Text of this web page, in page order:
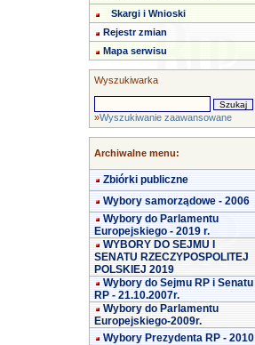
Skargi i Wnioski
Rejestr zmian
Mapa serwisu
Wyszukiwarka
»Wyszukiwanie zaawansowane
Archiwalne menu:
Zbiórki publiczne
Wybory samorządowe - 2006
Wybory do Parlamentu
Europejskiego - 2019 r.
WYBORY DO SEJMU I
SENATU RZECZYPOSPOLITEJ
POLSKIEJ 2019
Wybory do Sejmu RP i Senatu
RP - 21.10.2007r.
Wybory do Parlamentu
Europejskiego-2009r.
Wybory Prezydenta RP - 2010